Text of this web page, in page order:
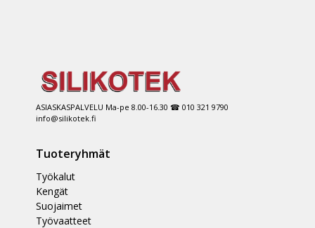
ASIASKASPALVELU Ma-pe 8.00-16.30 ☎ 010 321 9790
info@silikotek.fi
Tuoteryhmät
Työkalut
Kengät
Suojaimet
Työvaatteet